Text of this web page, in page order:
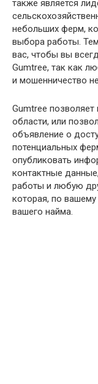
также является
небольших ферм,
выбора работы.
вас, чтобы вы
Gumtree, так как
и мошенничество
Gumtree
области, или
объявление о
потенциальных
опубликовать
контактные
работы и любую
которая, по
вашего найма.